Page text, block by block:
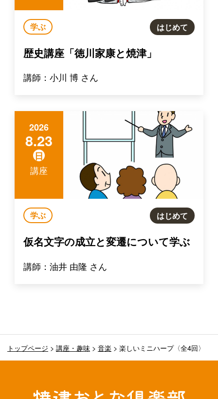
学ぶ はじめて
歴史講座「徳川家康と焼津」
講師：小川 博 さん
2026
8.23
日
講座
学ぶ はじめて
仮名文字の成立と変遷について学ぶ
講師：油井 由隆 さん
トップページ > 講座・趣味 > 音楽 > 楽しいミニハープ〈全4回〉